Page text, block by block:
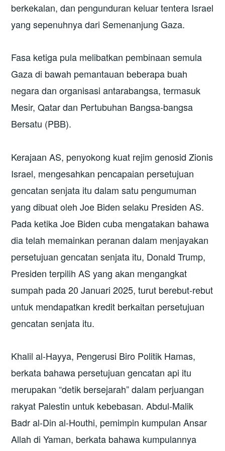
berkekalan, dan pengunduran keluar tentera Israel
yang sepenuhnya dari Semenanjung Gaza.
Fasa ketiga pula melibatkan pembinaan semula
Gaza di bawah pemantauan beberapa buah
negara dan organisasi antarabangsa, termasuk
Mesir, Qatar dan Pertubuhan Bangsa-bangsa
Bersatu (PBB).
Kerajaan AS, penyokong kuat rejim genosid Zionis
Israel, mengesahkan pencapaian persetujuan
gencatan senjata itu dalam satu pengumuman
yang dibuat oleh Joe Biden selaku Presiden AS.
Pada ketika Joe Biden cuba mengatakan bahawa
dia telah memainkan peranan dalam menjayakan
persetujuan gencatan senjata itu, Donald Trump,
Presiden terpilih AS yang akan mengangkat
sumpah pada 20 Januari 2025, turut berebut-rebut
untuk mendapatkan kredit berkaitan persetujuan
gencatan senjata itu.
Khalil al-Hayya, Pengerusi Biro Politik Hamas,
berkata bahawa persetujuan gencatan api itu
merupakan “detik bersejarah” dalam perjuangan
rakyat Palestin untuk kebebasan. Abdul-Malik
Badr al-Din al-Houthi, pemimpin kumpulan Ansar
Allah di Yaman, berkata bahawa kumpulannya